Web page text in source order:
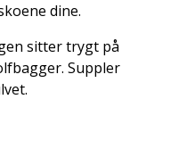
dine.
sitter trygt på
Suppler